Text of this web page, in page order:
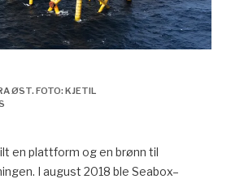
ØST. FOTO: KJETIL
en plattform og en brønn til
I august 2018 ble Seabox–